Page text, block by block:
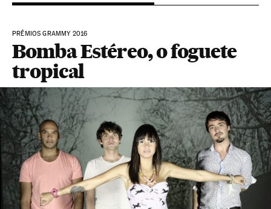
PRÊMIOS GRAMMY 2016
Bomba Estéreo, o foguete
tropical